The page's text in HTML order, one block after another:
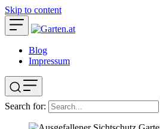
Skip to content
Blog
Impressum
Search for: